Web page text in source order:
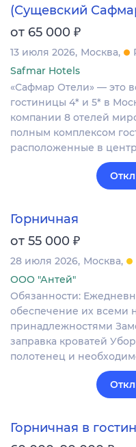
(Сущевский
от 65 000 ₽
13 июля 2026 Москва
Safmar Hotels
«Сафмар Отели» — это
гостиницы 4* и 5* в
компании 8 отелей
полным комплексом
расположенные в
Горничная
от 55 000 ₽
28 июля 2026 Москва
ООО "Антей"
Обязанности:
обеспечение их всеми
принадлежностями
заправка кроватей
полотенец и
Горничная в